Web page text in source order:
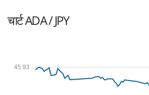
चार्टADA / JPY
45.93